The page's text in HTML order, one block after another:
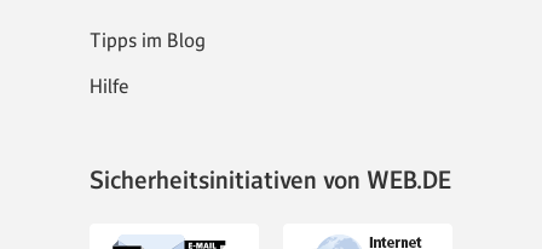
Tipps im Blog
Hilfe
Sicherheitsinitiativen von WEB.DE